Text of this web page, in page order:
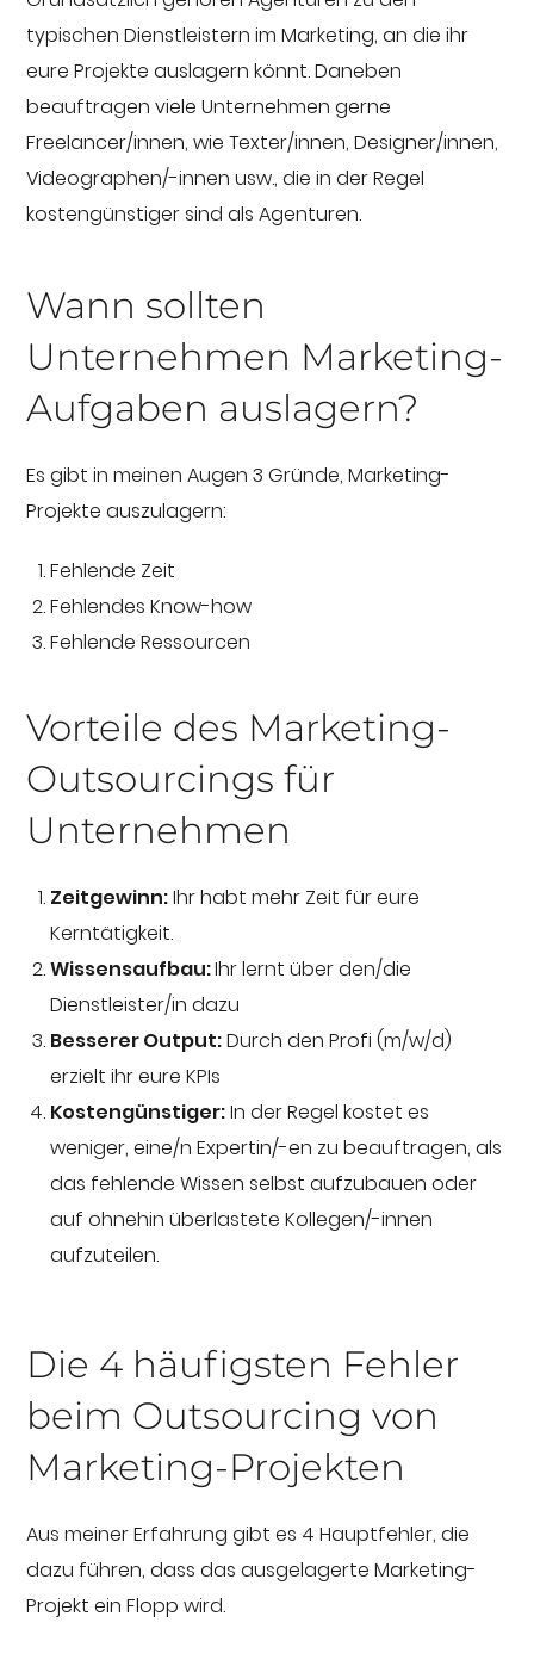
typischen Dienstleistern im Marketing, an die ihr
eure Projekte auslagern könnt. Daneben
beauftragen viele Unternehmen gerne
Freelancer/innen, wie Texter/innen, Designer/innen,
Videographen/-innen usw., die in der Regel
kostengünstiger sind als Agenturen.
Wann sollten
Unternehmen Marketing-
Aufgaben auslagern?
Es gibt in meinen Augen 3 Gründe, Marketing-
Projekte auszulagern:
Fehlende Zeit
Fehlendes Know-how
Fehlende Ressourcen
Vorteile des Marketing-
Outsourcings für
Unternehmen
Zeitgewinn:Ihr habt mehr Zeit für eure
Kerntätigkeit.
Wissensaufbau:Ihr lernt über den/die
Dienstleister/in dazu
Besserer Output:Durch den Profi (m/w/d)
erzielt ihr eure KPIs
Kostengünstiger:In der Regel kostet es
weniger, eine/n Expertin/-en zu beauftragen, als
das fehlende Wissen selbst aufzubauen oder
auf ohnehin überlastete Kollegen/-innen
aufzuteilen.
Die 4 häufigsten Fehler
beim Outsourcing von
Marketing-Projekten
Aus meiner Erfahrung gibt es 4 Hauptfehler, die
dazu führen, dass das ausgelagerte Marketing-
Projekt ein Flopp wird.